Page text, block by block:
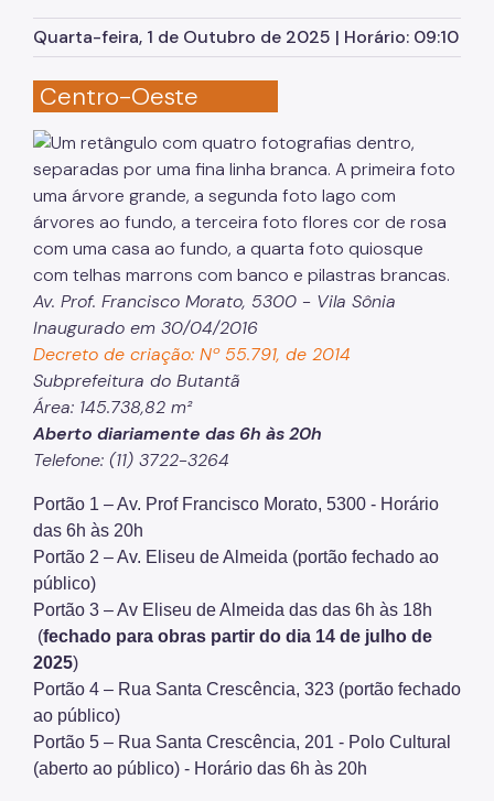
Parques Urbanos
Parques Concessionados
Unidades de Conservação
Trilha Interparques
Viveiros Municipais
Educação Ambiental UMAPAZ
Programação
Planetários
Planejamento Ambiental
Patrimônio Ambiental
Projetos Urbanos
Informações Ambientais
Licenciamento Ambiental
Licenciamento Ambiental Industrial
Licenciamento Ambiental Não-Industrial
Heliponto
Quarta-feira, 1 de Outubro de 2025 | Horário: 09:10
Centro-Oeste
Av. Prof. Francisco Morato, 5300 - Vila Sônia
Inaugurado em 30/04/2016
Decreto de criação: Nº 55.791, de 2014
Subprefeitura do Butantã
Área: 145.738,82 m²
Aberto diariamente das 6h às 20h
Telefone: (11) 3722-3264
Portão 1 – Av. Prof Francisco Morato, 5300 - Horário
das 6h às 20h
Portão 2 – Av. Eliseu de Almeida (portão fechado ao
público)
Portão 3 – Av Eliseu de Almeida das das 6h às 18h
(fechado para obras partir do dia 14 de julho de
2025)
Portão 4 – Rua Santa Crescência, 323 (portão fechado
ao público)
Portão 5 – Rua Santa Crescência, 201 - Polo Cultural
(aberto ao público) - Horário das 6h às 20h